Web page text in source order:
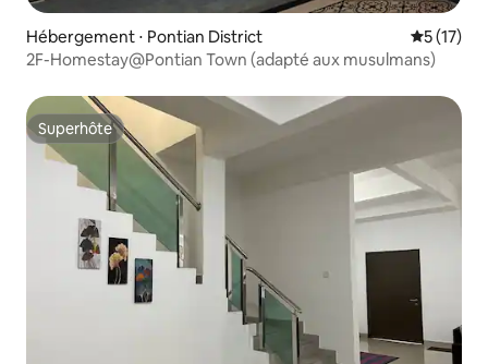
Hébergement ⋅ Pontian District
5 (17)
2F-Homestay@Pontian Town (adapté aux musulmans)
Superhôte
Superhôte